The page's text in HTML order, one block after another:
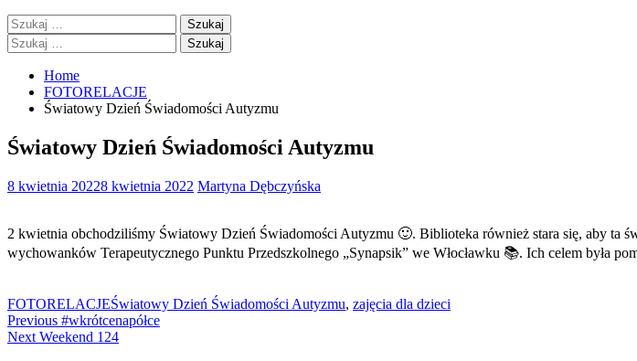
Szukaj:
Szukaj:
Home
FOTORELACJE
Światowy Dzień Świadomości Autyzmu
Światowy Dzień Świadomości Autyzmu
8 kwietnia 20228 kwietnia 2022 Martyna Dębczyńska
2 kwietnia obchodziliśmy Światowy Dzień Świadomości Autyzmu 🙂. Biblioteka również stara się, aby ta
wychowanków Terapeutycznego Punktu Przedszkolnego „Synapsik” we Włocławku 📚. Ich celem była
FOTORELACJEŚwiatowy Dzień Świadomości Autyzmu, zajęcia dla dzieci
Nawigacja
wpisu
Previous Previous
post:
#wkrótcenapółce
Next Next
Weekend 124